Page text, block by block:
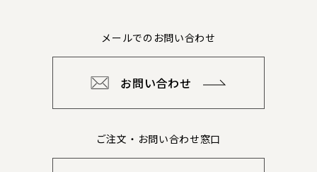
メールでのお問い合わせ
お問い合わせ
ご注文・お問い合わせ窓口